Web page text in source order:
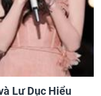
Lư Dục Hiểu